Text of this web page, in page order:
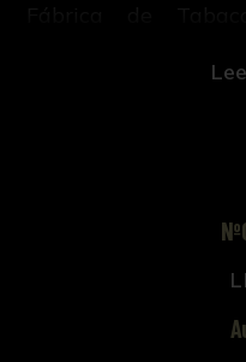
sus puertas como